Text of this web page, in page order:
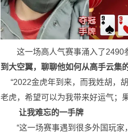
这一场高人气赛事涌入了2490参
到大空翼，聊聊他如何从高手云集
“2022金虎年到来，而我姓胡，
老虎，希望可以为我带来好运气；
让我难忘的一手牌
“这一场赛事遇到很多外国玩